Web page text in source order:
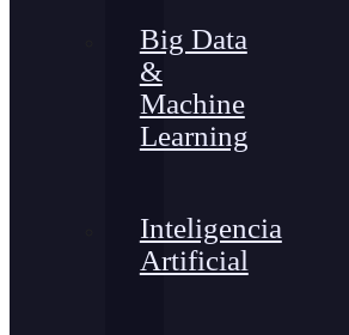
Big Data
&
Machine
Learning
Inteligencia
Artificial